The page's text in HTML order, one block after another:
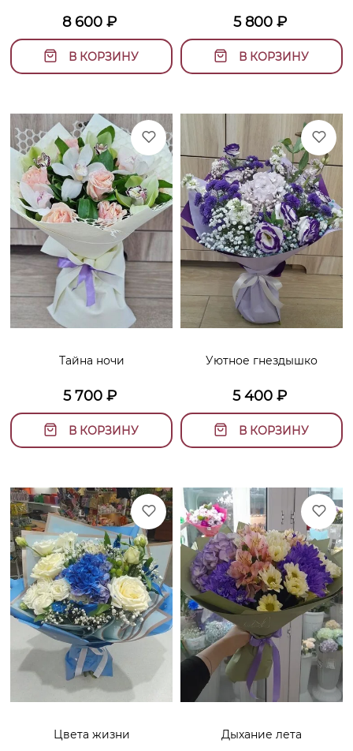
8 600 ₽
В КОРЗИНУ
5 800₽
В КОРЗИНУ
Тайна ночи
5 700₽
В КОРЗИНУ
Уютное гнездышко
5 400 ₽
В КОРЗИНУ
Цвета жизни Дыхание лета